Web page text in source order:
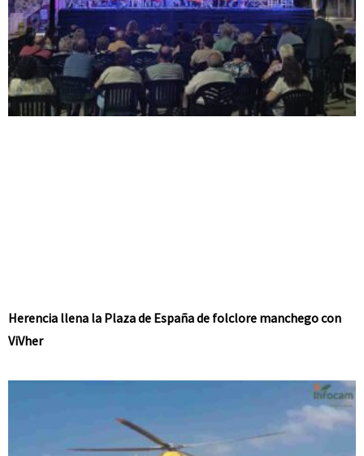
Herencia llena la Plaza de España de folclore manchego con
ViVher